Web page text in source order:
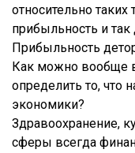
относительно таких
прибыльность и
Прибыльность
Как можно вообще
определить то,
экономики?
Здравоохранение,
сферы всегда